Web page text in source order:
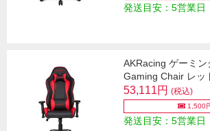
発送目安：5営業日
AKRacing ゲーミ
Gaming Chair レッ
53,111円 (税込)
1,500
発送目安：5営業日